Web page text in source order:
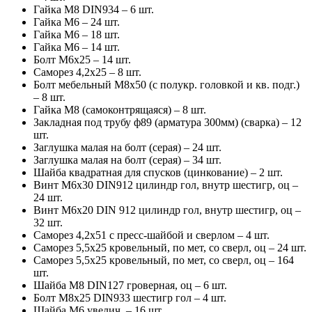
Гайка М8 DIN934 – 6 шт.
Гайка М6 – 24 шт.
Гайка М6 – 18 шт.
Гайка М6 – 14 шт.
Болт М6х25 – 14 шт.
Саморез 4,2х25 – 8 шт.
Болт мебельный М8х50 (с полукр. головкой и кв. подг.)
– 8 шт.
Гайка М8 (самоконтрящаяся) – 8 шт.
Закладная под трубу ф89 (арматура 300мм) (сварка) – 12
шт.
Заглушка малая на болт (серая) – 24 шт.
Заглушка малая на болт (серая) – 34 шт.
Шайба квадратная для спусков (цинкование) – 2 шт.
Винт М6х30 DIN912 цилиндр гол, внутр шестигр, оц –
24 шт.
Винт М6х20 DIN 912 цилиндр гол, внутр шестигр, оц –
32 шт.
Саморез 4,2х51 с пресс-шайбой и сверлом – 4 шт.
Саморез 5,5х25 кровельный, по мет, со сверл, оц – 24 шт.
Саморез 5,5х25 кровельный, по мет, со сверл, оц – 164
шт.
Шайба М8 DIN127 гроверная, оц – 6 шт.
Болт М8х25 DIN933 шестигр гол – 4 шт.